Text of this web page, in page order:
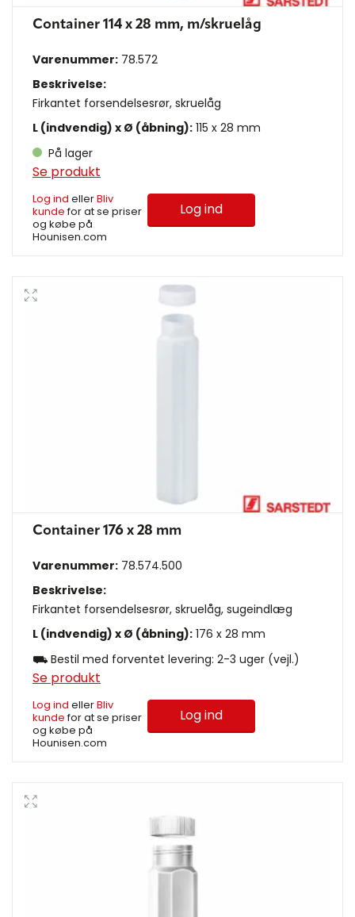
Container 114 x 28 mm, m/skruelåg
Varenummer: 78.572
Beskrivelse:
Firkantet forsendelsesrør, skruelåg
L (indvendig) x Ø (åbning): 115 x 28 mm
På lager
Se produkt
Log ind ellerBliv
kundefor at se priser
og købe på
Hounisen.com
Log ind
Container 176 x 28 mm
Varenummer: 78.574.500
Beskrivelse:
Firkantet forsendelsesrør, skruelåg, sugeindlæg
L (indvendig) x Ø (åbning): 176 x 28 mm
⛟ Bestil med forventet levering: 2-3 uger (vejl.)
Se produkt
Log ind ellerBliv
kundefor at se priser
og købe på
Hounisen.com
Log ind